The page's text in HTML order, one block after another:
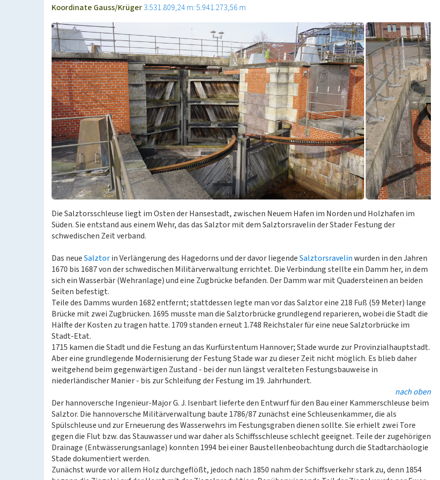
Koordinate Gauss/Krüger3.531.809,24 m: 5.941.273,56 m
Die Salztorsschleuse liegt im Osten der Hansestadt, zwischen Neuem Hafen im Norden und Holzhafen im
Süden. Sie entstand aus einem Wehr, das das Salztor mit dem Salztorsravelin der Stader Festung der
schwedischen Zeit verband.
Das neueSalztorin Verlängerung des Hagedorns und der davor liegendeSalztorsravelinwurden in den Jahren
1670 bis 1687 von der schwedischen Militärverwaltung errichtet. Die Verbindung stellte ein Damm her, in dem
sich ein Wasserbär (Wehranlage) und eine Zugbrücke befanden. Der Damm war mit Quadersteinen an beiden
Seiten befestigt.
Teile des Damms wurden 1682 entfernt; stattdessen legte man vor das Salztor eine 218 Fuß (59 Meter) lange
Brücke mit zwei Zugbrücken. 1695 musste man die Salztorbrücke grundlegend reparieren, wobei die Stadt die
Hälfte der Kosten zu tragen hatte. 1709 standen erneut 1.748 Reichstaler für eine neue Salztorbrücke im
Stadt-Etat.
1715 kamen die Stadt und die Festung an das Kurfürstentum Hannover; Stade wurde zur Provinzialhauptstadt.
Aber eine grundlegende Modernisierung der Festung Stade war zu dieser Zeit nicht möglich. Es blieb daher
weitgehend beim gegenwärtigen Zustand - bei der nun längst veralteten Festungsbauweise in
niederländischer Manier - bis zur Schleifung der Festung im 19. Jahrhundert.
nach oben
Der hannoversche Ingenieur-Major G. J. Isenbart lieferte den Entwurf für den Bau einer Kammerschleuse beim
Salztor. Die hannoversche Militärverwaltung baute 1786/87 zunächst eine Schleusenkammer, die als
Spülschleuse und zur Erneuerung des Wasserwehrs im Festungsgraben dienen sollte. Sie erhielt zwei Tore
gegen die Flut bzw. das Stauwasser und war daher als Schiffsschleuse schlecht geeignet. Teile der zugehörigen
Drainage (Entwässerungsanlage) konnten 1994 bei einer Baustellenbeobachtung durch die Stadtarchäologie
Stade dokumentiert werden.
Zunächst wurde vor allem Holz durchgeflößt, jedoch nach 1850 nahm der Schiffsverkehr stark zu, denn 1854